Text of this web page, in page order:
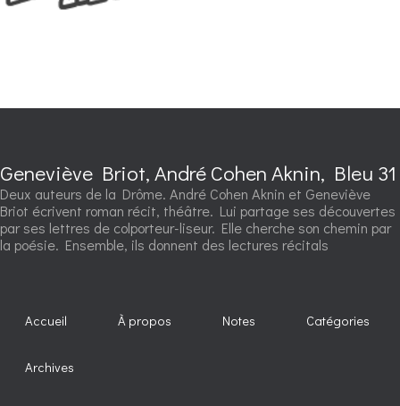
Geneviève Briot, André Cohen Aknin, Bleu 31
Deux auteurs de la Drôme. André Cohen Aknin et Geneviève
Briot écrivent roman récit, théâtre. Lui partage ses découvertes
par ses lettres de colporteur-liseur. Elle cherche son chemin par
la poésie. Ensemble, ils donnent des lectures récitals
Accueil À propos Notes Catégories
Archives